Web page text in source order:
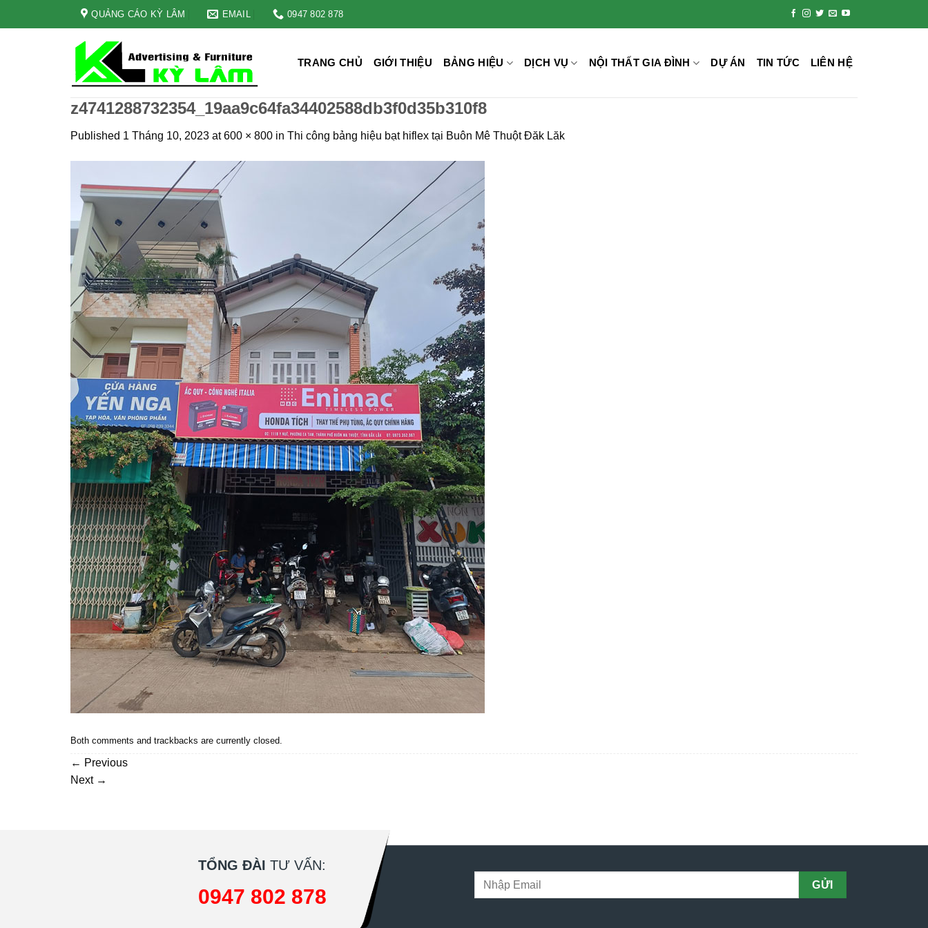
QUẢNG CÁO KỲ LÂM EMAIL 0947 802 878
TRANG CHỦ GIỚI THIỆU BẢNG HIỆU DỊCH VỤ NỘI THẤT GIA ĐÌNH DỰ ÁN TIN TỨC LIÊN HỆ
z4741288732354_19aa9c64fa34402588db3f0d35b310f8
Published 1 Tháng 10, 2023 at600 × 800 in Thi công bảng hiệu bạt hiflex tại Buôn Mê Thuột Đăk Lăk
Both comments and trackbacks are currently closed.
← Previous
Next →
TỔNG ĐÀI TƯ VẤN:
0947 802 878